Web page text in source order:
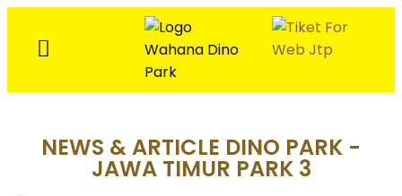
NEWS & ARTICLE DINO PARK -
JAWA TIMUR PARK 3